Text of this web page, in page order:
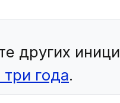
других
года.